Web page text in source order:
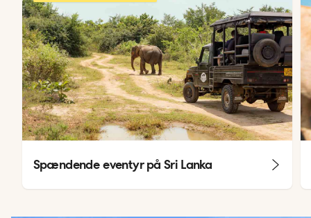
Spændende eventyr på Sri Lanka